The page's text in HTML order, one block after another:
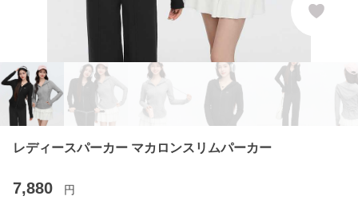
レディースパーカー マカロンスリムパーカー
7,880 円